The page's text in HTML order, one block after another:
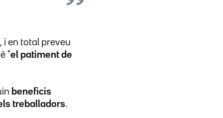
i en total preveu
"el patiment de
beneficis
treballadors.